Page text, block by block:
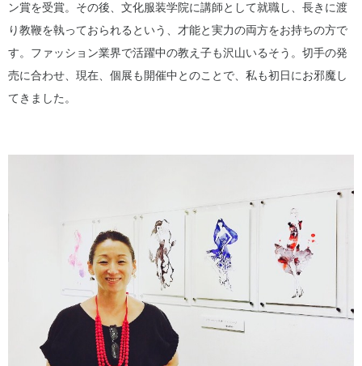
ン賞を受賞。その後、文化服装学院に講師として就職し、長きに渡
り教鞭を執っておられるという、才能と実力の両方をお持ちの方で
す。ファッション業界で活躍中の教え子も沢山いるそう。切手の発
売に合わせ、現在、個展も開催中とのことで、私も初日にお邪魔し
てきました。